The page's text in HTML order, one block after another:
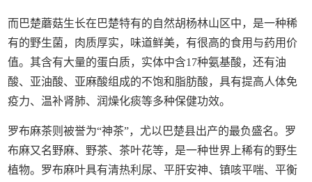
而巴楚蘑菇生长在巴楚特有的自然胡杨林山区中，是一种稀
有的野生菌，肉质厚实，味道鲜美，有很高的食用与药用价
值。其含有大量的蛋白质，实体中含17种氨基酸，还有油
酸、亚油酸、亚麻酸组成的不饱和脂肪酸，具有提高人体免
疫力、温补肾肺、润燥化痰等多种保健功效。
罗布麻茶则被誉为“神茶”，尤以巴楚县出产的最负盛名。罗
布麻又名野麻、野茶、茶叶花等，是一种世界上稀有的野生
植物。罗布麻叶具有清热利尿、平肝安神、镇咳平喘、平衡